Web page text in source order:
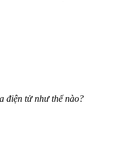
điện tử như thế nào?